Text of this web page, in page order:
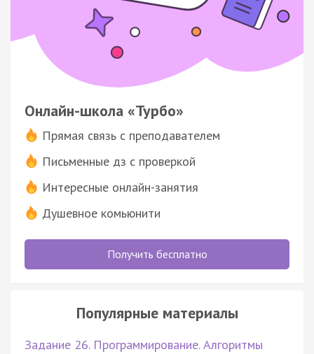
Онлайн-школа «Турбо»
Прямая связь с преподавателем
Письменные дз с проверкой
Интересные онлайн-занятия
Душевное комьюнити
Получить бесплатно
Популярные материалы
Задание 26. Программирование. Алгоритмы